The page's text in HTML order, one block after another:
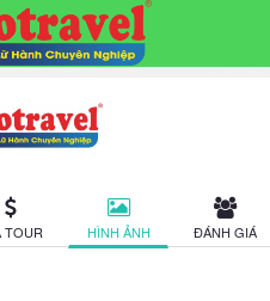
TOUR HÌNH ẢNH ĐÁNH GIÁ